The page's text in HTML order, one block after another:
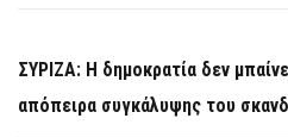
ΣΥΡΙΖΑ: Η δημοκρατία δεν
απόπειρα συγκάλυψης του